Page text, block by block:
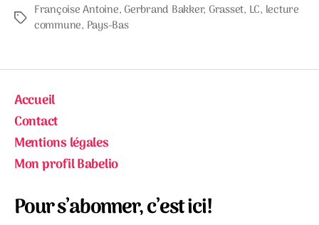
Étiquettes
Françoise Antoine, Gerbrand Bakker, Grasset, LC, lecture
commune, Pays-Bas
Accueil
Contact
Mentions légales
Mon profil Babelio
Pour s’abonner, c’est ici!